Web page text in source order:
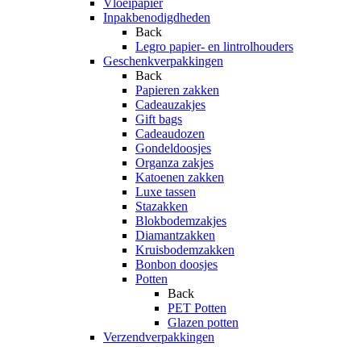
Vloeipapier
Inpakbenodigdheden
Back
Legro papier- en lintrolhouders
Geschenkverpakkingen
Back
Papieren zakken
Cadeauzakjes
Gift bags
Cadeaudozen
Gondeldoosjes
Organza zakjes
Katoenen zakken
Luxe tassen
Stazakken
Blokbodemzakjes
Diamantzakken
Kruisbodemzakken
Bonbon doosjes
Potten
Back
PET Potten
Glazen potten
Verzendverpakkingen